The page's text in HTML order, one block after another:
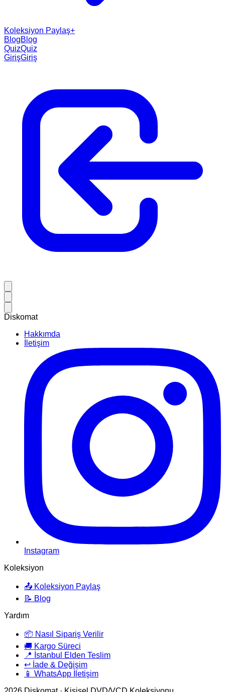
Koleksiyon Paylaş+
BlogBlog
QuizQuiz
GirişGiriş
Diskomat
Hakkımda
İletişim
Instagram
Koleksiyon
📤 Koleksiyon Paylaş
📝 Blog
Yardım
📦 Nasıl Sipariş Verilir
🚚 Kargo Süreci
📍 İstanbul Elden Teslim
↩️ İade & Değişim
📱 WhatsApp İletişim